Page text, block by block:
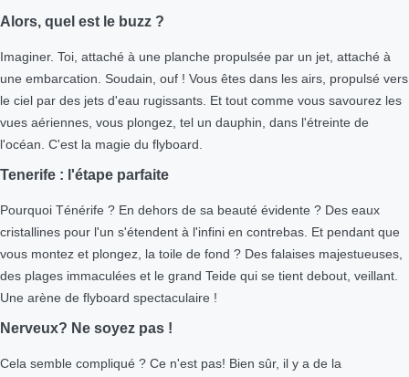
Alors, quel est le buzz ?
Imaginer. Toi, attaché à une planche propulsée par un jet, attaché à
une embarcation. Soudain, ouf ! Vous êtes dans les airs, propulsé vers
le ciel par des jets d'eau rugissants. Et tout comme vous savourez les
vues aériennes, vous plongez, tel un dauphin, dans l'étreinte de
l'océan. C'est la magie du flyboard.
Tenerife : l'étape parfaite
Pourquoi Ténérife ? En dehors de sa beauté évidente ? Des eaux
cristallines pour l'un s'étendent à l'infini en contrebas. Et pendant que
vous montez et plongez, la toile de fond ? Des falaises majestueuses,
des plages immaculées et le grand Teide qui se tient debout, veillant.
Une arène de flyboard spectaculaire !
Nerveux? Ne soyez pas !
Cela semble compliqué ? Ce n'est pas! Bien sûr, il y a de la